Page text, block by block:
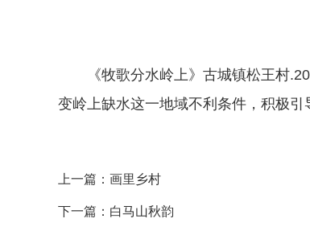
《牧歌分水岭上》古城镇松王村
变岭上缺水这一地域不利条件，积极
上一篇： 画里乡村
下一篇： 白马山秋韵